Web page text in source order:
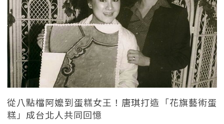
從八點檔阿嬤到蛋糕女王！唐琪打造「花旗藝術蛋
糕」成台北人共同回憶